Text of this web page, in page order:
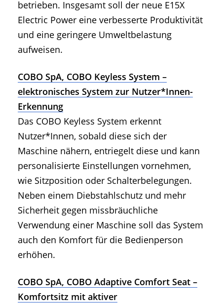
betrieben. Insgesamt soll der neue E15X
Electric Power eine verbesserte Produktivität
und eine geringere Umweltbelastung
aufweisen.
COBO SpA, COBO Keyless System –
elektronisches System zur Nutzer*Innen-
Erkennung
Das COBO Keyless System erkennt
Nutzer*Innen, sobald diese sich der
Maschine nähern, entriegelt diese und kann
personalisierte Einstellungen vornehmen,
wie Sitzposition oder Schalterbelegungen.
Neben einem Diebstahlschutz und mehr
Sicherheit gegen missbräuchliche
Verwendung einer Maschine soll das System
auch den Komfort für die Bedienperson
erhöhen.
COBO SpA, COBO Adaptive Comfort Seat –
Komfortsitz mit aktiver